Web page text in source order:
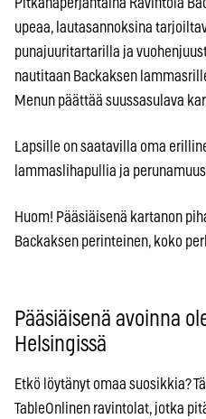
Pitkänäperjantaina Ravintola
upeaa, lautasannoksina
punajuuritartarilla ja
nautitaan Backaksen
Menun päättää suussasulava
Lapsille on saatavilla oma
lammaslihapullia ja
Huom! Pääsiäisenä kartanon
Backaksen perinteinen, koko
Pääsiäisenä avoinna
Helsingissä
Etkö löytänyt omaa suosikkia?
TableOnlinen ravintolat, jotka